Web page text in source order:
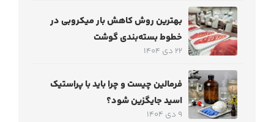
بهترین روش کاهش بار میکروبی در
خطوط بسته‌بندی گوشت
22 دی 1404
فرمالین چیست و چرا باید با پراستیک
اسید جایگزین شود؟
9 دی 1404